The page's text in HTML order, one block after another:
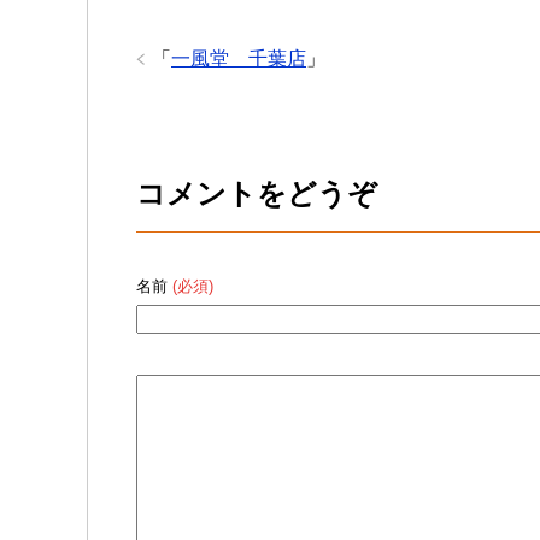
「 一風堂 千葉店 」
コメントをどうぞ
名前 (必須)